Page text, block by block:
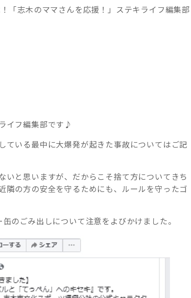
「志木のママさんを応援！」ステキライフ編集部
イフ編集部です♪
ている最中に大爆発が起きた事故についてはご記
と思いますが、だからこそ捨て方についてきち
の方の安全を守るためにも、ルールを守ったゴ
のごみ出しについて注意をよびかけました。